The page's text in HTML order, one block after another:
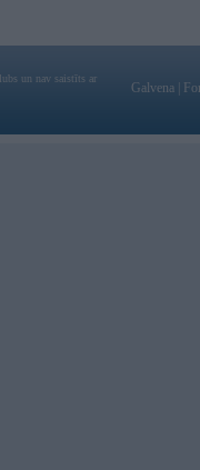
un nav saistīts ar
Galvena